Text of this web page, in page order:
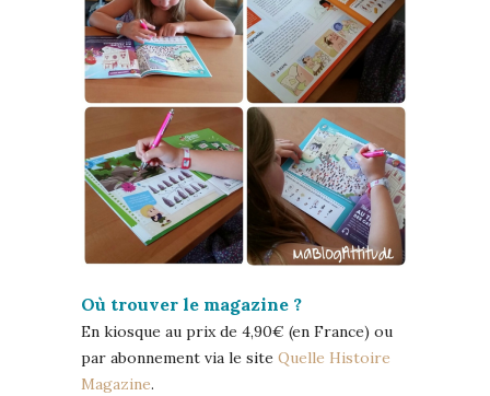
Où trouver le magazine ?
En kiosque au prix de 4,90€ (en France) ou
par abonnement via le site Quelle Histoire
Magazine.